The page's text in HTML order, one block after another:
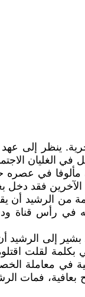
سنة 170 هجرية، وهو رابع الخلفاء العباسيين، فتولى بعده
في الغليان
مألوفا في
فقد دخل
من الرشيد أن
رأس قناة
إلى الرشيد
أن أحرك شفتي
التصرف يبين مدى القسوة
فمات